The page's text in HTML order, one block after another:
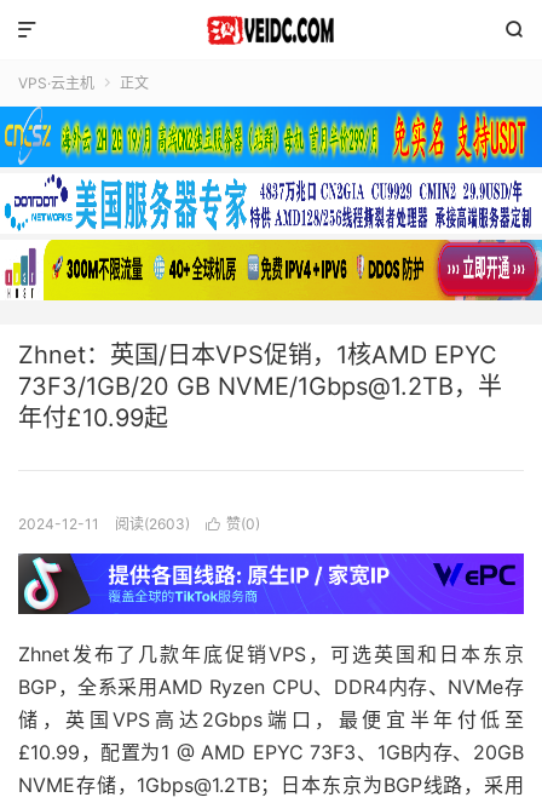


VPS·云主机  正文
Zhnet：英国/日本VPS促销，1核AMD EPYC
73F3/1GB/20 GB NVME/1Gbps@1.2TB，半
年付£10.99起
2024-12-11 阅读(2603)  赞(0)
Zhnet发布了几款年底促销VPS，可选英国和日本东京
BGP，全系采用AMD Ryzen CPU、DDR4内存、NVMe存
储，英国VPS高达2Gbps端口，最便宜半年付低至
£10.99，配置为1 @ AMD EPYC 73F3、1GB内存、20GB
NVME存储，1Gbps@1.2TB；日本东京为BGP线路，采用